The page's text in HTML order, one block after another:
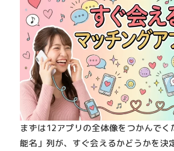
まずは12アプリの全体像をつかんでく
能名」列が、すぐ会えるかどうかを決